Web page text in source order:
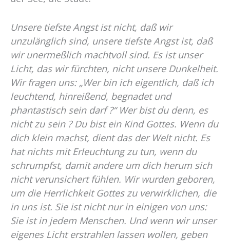
Unsere tiefste Angst ist nicht, daß wir
unzulänglich sind, unsere tiefste Angst ist, daß
wir unermeßlich machtvoll sind. Es ist unser
Licht, das wir fürchten, nicht unsere Dunkelheit.
Wir fragen uns: „Wer bin ich eigentlich, daß ich
leuchtend, hinreißend, begnadet und
phantastisch sein darf ?“ Wer bist du denn, es
nicht zu sein ? Du bist ein Kind Gottes. Wenn du
dich klein machst, dient das der Welt nicht. Es
hat nichts mit Erleuchtung zu tun, wenn du
schrumpfst, damit andere um dich herum sich
nicht verunsichert fühlen. Wir wurden geboren,
um die Herrlichkeit Gottes zu verwirklichen, die
in uns ist. Sie ist nicht nur in einigen von uns:
Sie ist in jedem Menschen. Und wenn wir unser
eigenes Licht erstrahlen lassen wollen, geben